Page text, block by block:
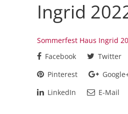
Ingrid
Sommerfest Haus Ingrid
Facebook
Twitter
Pinterest
LinkedIn
E-Mail